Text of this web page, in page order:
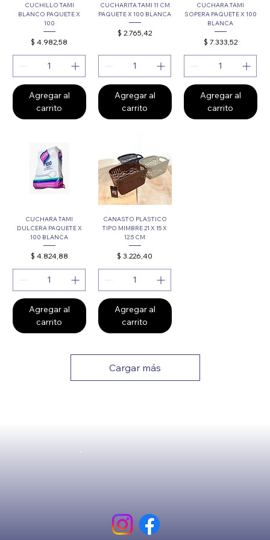
CUCHILLO TAMI
BLANCO PAQUETE X
100
Precio
$ 4.982,58
Agregar al
carrito
CUCHARITA TAMI 11 CM
PAQUETE X 100 BLANCA
Precio
$ 2.765,42
Agregar al
carrito
CUCHARA TAMI
SOPERA PAQUETE X 100
BLANCA
Precio
$ 7.333,52
Agregar al
carrito
CUCHARA TAMI
DULCERA PAQUETE X
100 BLANCA
Precio
$ 4.824,88
Agregar al
carrito
CANASTO PLASTICO
TIPO MIMBRE 21 X 15 X
12.5 CM
Precio
$ 3.226,40
Agregar al
carrito
Cargar más